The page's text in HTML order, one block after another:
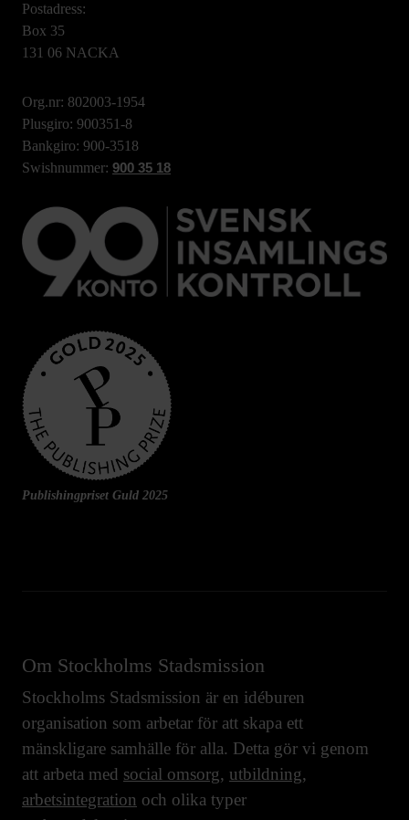
Postadress:
Box 35
131 06 NACKA
Org.nr: 802003-1954
Plusgiro: 900351-8
Bankgiro: 900-3518
Swishnummer: 900 35 18
Publishingpriset Guld 2025
Om Stockholms Stadsmission
Stockholms Stadsmission är en idéburen
organisation som arbetar för att skapa ett
mänskligare samhälle för alla. Detta gör vi genom
att arbeta med social omsorg, utbildning,
arbetsintegration och olika typer